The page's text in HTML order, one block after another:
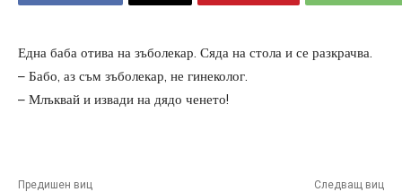
Една баба отива на зъболекар. Сяда на стола и се разкрачва.
– Бабо, аз съм зъболекар, не гинеколог.
– Млъквай и извади на дядо ченето!
Предишен виц Следващ виц